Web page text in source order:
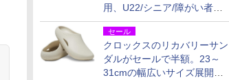
用、U22/シニア/障がい者割
を9月15日から発売
セール
クロックスのリカバリーサン
ダルがセールで半額。23～
31cmの幅広いサイズ展開、